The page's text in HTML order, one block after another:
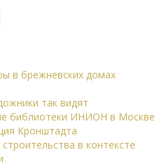
в брежневских домах
так видят
библиотеки ИНИОН в Москве
Кронштадта
в контексте